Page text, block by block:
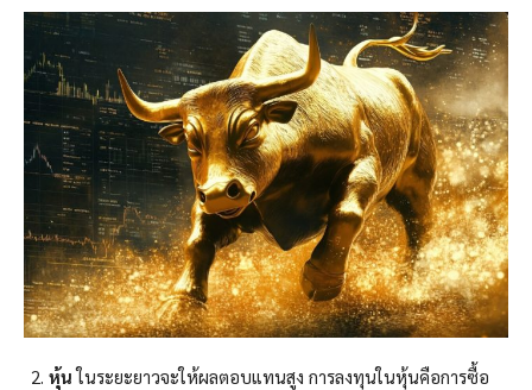
หุ้นในระยะยาวจะให้ผลตอบแทนสูง การลงทุนในหุ้นคือการซื้อ